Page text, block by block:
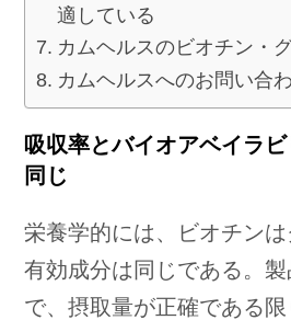
適している
カムヘルスのビオチン・
カムヘルスへのお問い合
吸収率とバイオアベイラ
同じ
栄養学的には、ビオチン
有効成分は同じである。
で、摂取量が正確である